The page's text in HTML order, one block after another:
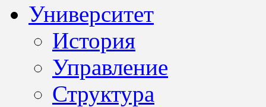
Университет
История
Управление
Структура